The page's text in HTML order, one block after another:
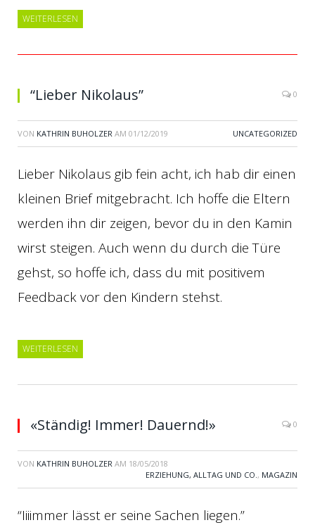
WEITERLESEN
“Lieber Nikolaus” 0
VON KATHRIN BUHOLZER AM 01/12/2019 UNCATEGORIZED
Lieber Nikolaus gib fein acht, ich hab dir einen
kleinen Brief mitgebracht. Ich hoffe die Eltern
werden ihn dir zeigen, bevor du in den Kamin
wirst steigen. Auch wenn du durch die Türe
gehst, so hoffe ich, dass du mit positivem
Feedback vor den Kindern stehst.
WEITERLESEN
«Ständig! Immer! Dauernd!» 0
VON KATHRIN BUHOLZER AM 18/05/2018
ERZIEHUNG, ALLTAG UND CO. , MAGAZIN
“Iiiimmer lässt er seine Sachen liegen.”